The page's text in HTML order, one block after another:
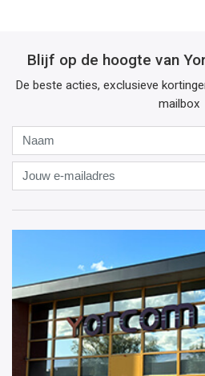
Blijf op de hoogte van
De beste acties, exclusieve
mailbox
Jouw
e-
mailadres